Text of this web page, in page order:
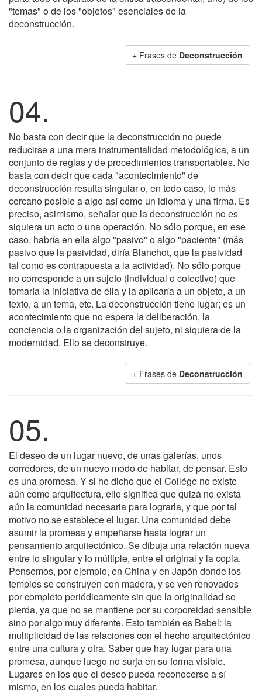
"temas" o de los "objetos" esenciales de la
deconstrucción.
+ Frases de Deconstrucción
04.
No basta con decir que la deconstrucción no puede
reducirse a una mera instrumentalidad metodológica, a un
conjunto de reglas y de procedimientos transportables. No
basta con decir que cada "acontecimiento" de
deconstrucción resulta singular o, en todo caso, lo más
cercano posible a algo así como un idioma y una firma. Es
preciso, asimismo, señalar que la deconstrucción no es
siquiera un acto o una operación. No sólo porque, en ese
caso, habría en ella algo "pasivo" o algo "paciente" (más
pasivo que la pasividad, diría Blanchot, que la pasividad
tal como es contrapuesta a la actividad). No sólo porque
no corresponde a un sujeto (individual o colectivo) que
tomaría la iniciativa de ella y la aplicaría a un objeto, a un
texto, a un tema, etc. La deconstrucción tiene lugar; es un
acontecimiento que no espera la deliberación, la
conciencia o la organización del sujeto, ni siquiera de la
modernidad. Ello se deconstruye.
+ Frases de Deconstrucción
05.
El deseo de un lugar nuevo, de unas galerías, unos
corredores, de un nuevo modo de habitar, de pensar. Esto
es una promesa. Y si he dicho que el Collége no existe
aún como arquitectura, ello significa que quizá no exista
aún la comunidad necesaria para lograrla, y que por tal
motivo no se establece el lugar. Una comunidad debe
asumir la promesa y empeñarse hasta lograr un
pensamiento arquitectónico. Se dibuja una relación nueva
entre lo singular y lo múltiple, entre el original y la copia.
Pensemos, por ejemplo, en China y en Japón donde los
templos se construyen con madera, y se ven renovados
por completo periódicamente sin que la originalidad se
pierda, ya que no se mantiene por su corporeidad sensible
sino por algo muy diferente. Esto también es Babel: la
multiplicidad de las relaciones con el hecho arquitectónico
entre una cultura y otra. Saber que hay lugar para una
promesa, aunque luego no surja en su forma visible.
Lugares en los que el deseo pueda reconocerse a sí
mismo, en los cuales pueda habitar.